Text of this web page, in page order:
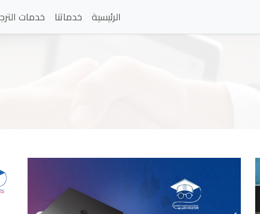
الرئيسية خدماتنا خدمات